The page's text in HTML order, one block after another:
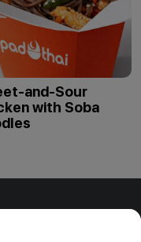
and-Sour
with Soba